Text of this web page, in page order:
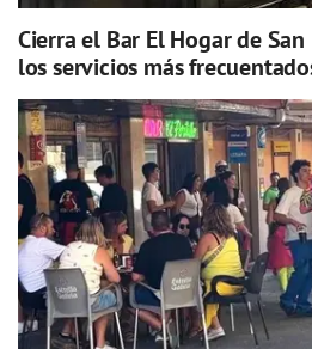
Cierra el Bar El Hogar de
los servicios más